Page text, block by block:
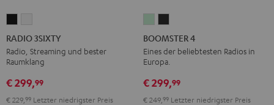
3SIXTY
Schwarz
3SIXTY
Weiß
RADIO 3SIXTY
Radio, Streaming und bester
Raumklang
€ 299,99
€ 229, 99 Letzter niedrigster Preis
4
Mint
Green
4
Night
Black
BOOMSTER 4
Eines der beliebtesten Radios in
Europa.
€ 299,99
€ 249, 99 Letzter niedrigster Preis